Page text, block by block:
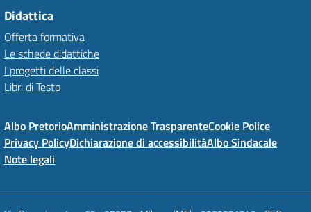
Didattica
Offerta formativa
Le schede didattiche
I progetti delle classi
Libri di Testo
Albo PretorioAmministrazione TrasparenteCookie Police
Privacy PolicyDichiarazione di accessibilitàAlbo Sindacale
Note legali